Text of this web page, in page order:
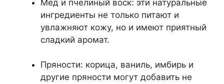
Мед и пчелиный воск: эти натуральные
ингредиенты не только питают и
увлажняют кожу, но и имеют приятный
сладкий аромат.
Пряности: корица, ваниль, имбирь и
другие пряности могут добавить не